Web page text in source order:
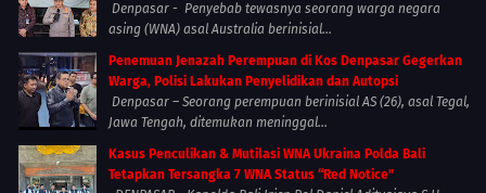
Denpasar - Penyebab tewasnya seorang warga negara
asing (WNA) asal Australia berinisial...
Penemuan Jenazah Perempuan di Kos Denpasar Gegerkan
Warga, Polisi Lakukan Penyelidikan dan Autopsi
Denpasar – Seorang perempuan berinisial AS (26), asal Tegal,
Jawa Tengah, ditemukan meninggal...
Kasus Penculikan & Mutilasi WNA Ukraina Polda Bali
Tetapkan Tersangka 7 WNA Status “Red Notice”